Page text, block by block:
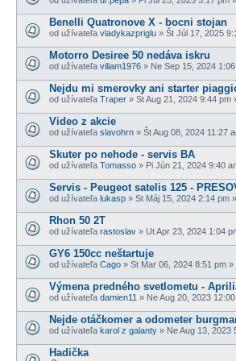
Benelli Quatronove X - bocni stojan
od užívateľa vladykazpriglu » Št Júl 17, 2025
Motorro Desiree 50 nedáva iskru
od užívateľa viliam1976 » Ne Sep 15, 2024
Nejdu mi smerovky ani starter
od užívateľa Traper » St Aug 21, 2024 9:44 pm
Video z akcie
od užívateľa slavohrn » Št Aug 08, 2024 11:27
Skuter po nehode - servis BA
od užívateľa Tomasso » Pi Jún 21, 2024 9:40
Servis - Peugeot satelis 125 -
od užívateľa lukasp » St Máj 15, 2024 2:14 pm
Rhon 50 2T
od užívateľa rastoslav » Ut Apr 23, 2024 1:04
GY6 150cc neštartuje
od užívateľa Cago » St Mar 06, 2024 8:51 pm »
Výmena predného svetlometu -
od užívateľa damien11 » Ne Aug 20, 2023
Nejde otáčkomer a odometer
od užívateľa karol z galanty » Ne Aug 13, 2023
Hadička